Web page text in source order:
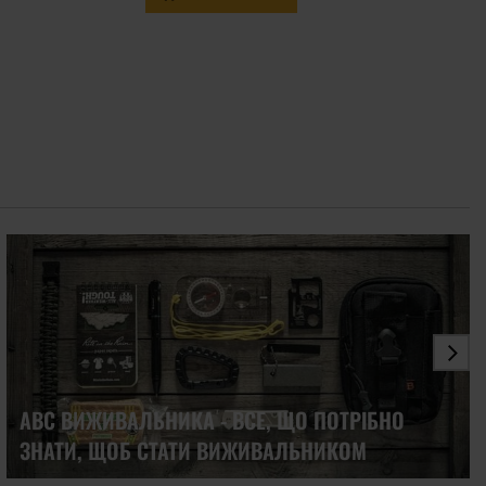
ABC ВИЖИВАЛЬНИКА - ВСЕ, ЩО ПОТРІБНО
ЗНАТИ, ЩОБ СТАТИ ВИЖИВАЛЬНИКОМ